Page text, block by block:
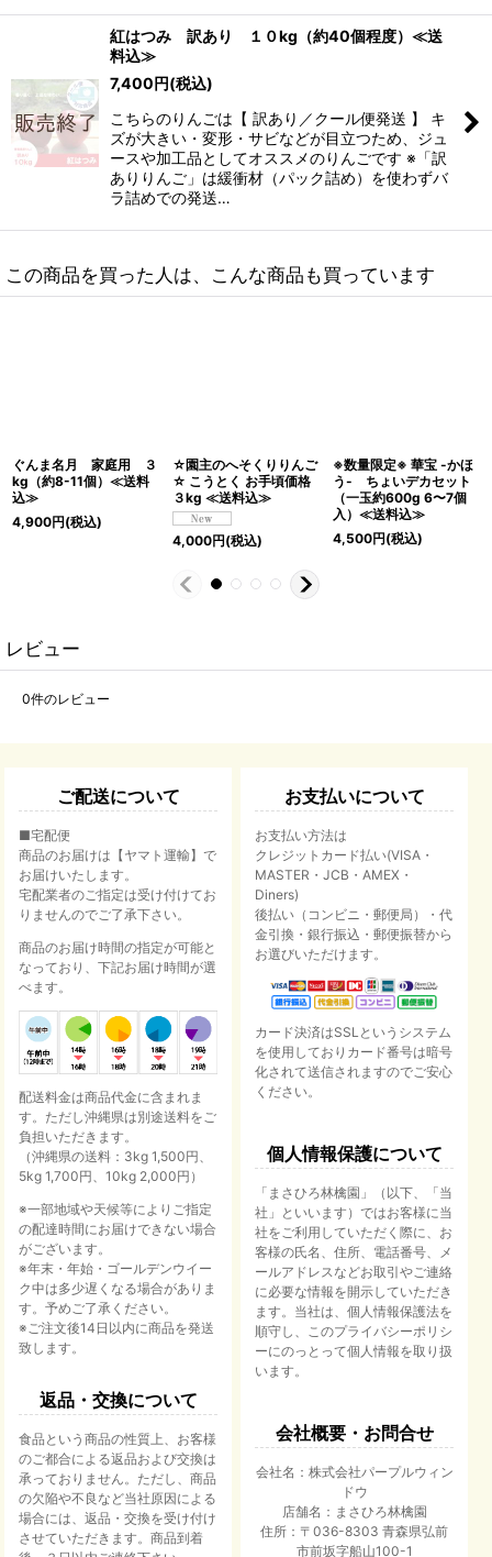
紅はつみ 訳あり １０kg（約40個程度）≪送
料込≫
7,400円(税込)
こちらのりんごは【 訳あり／クール便発送 】 キ
ズが大きい・変形・サビなどが目立つため、ジュ
ースや加工品としてオススメのりんごです ※「訳
ありりんご」は緩衝材（パック詰め）を使わずバ
ラ詰めでの発送…
この商品を買った人は、こんな商品も買っています
ぐんま名月 家庭用 ３
kg（約8-11個）≪送料
込≫
4,900円(税込)
☆園主のへそくりりんご
☆ こうとく お手頃価格
３kg ≪送料込≫
4,000円(税込)
※数量限定※ 華宝 -かほ
う- ちょいデカセット
（一玉約600g 6〜7個
入）≪送料込≫
4,500円(税込)
レビュー
0件のレビュー
ご配送について
■宅配便
商品のお届けは【ヤマト運輸】で
お届けいたします。
宅配業者のご指定は受け付けてお
りませんのでご了承下さい。
商品のお届け時間の指定が可能と
なっており、下記お届け時間が選
べます。
配送料金は商品代金に含まれま
す。ただし沖縄県は別途送料をご
負担いただきます。
（沖縄県の送料：3kg 1,500円、
5kg 1,700円、10kg 2,000円）
※一部地域や天候等によりご指定
の配達時間にお届けできない場合
がございます。
※年末・年始・ゴールデンウイー
ク中は多少遅くなる場合がありま
す。予めご了承ください。
※ご注文後14日以内に商品を発送
致します。
返品・交換について
食品という商品の性質上、お客様
のご都合による返品および交換は
承っておりません。ただし、商品
の欠陥や不良など当社原因による
場合には、返品・交換を受け付け
させていただきます。商品到着
お支払いについて
お支払い方法は
クレジットカード払い(VISA・
MASTER・JCB・AMEX・
Diners)
後払い（コンビニ・郵便局）・代
金引換・銀行振込・郵便振替から
お選びいただけます。
カード決済はSSLというシステム
を使用しておりカード番号は暗号
化されて送信されますのでご安心
ください。
個人情報保護について
「まさひろ林檎園」（以下、「当
社」といいます）ではお客様に当
社をご利用していただく際に、お
客様の氏名、住所、電話番号、メ
ールアドレスなどお取引やご連絡
に必要な情報を開示していただき
ます。当社は、個人情報保護法を
順守し、このプライバシーポリシ
ーにのっとって個人情報を取り扱
います。
会社概要・お問合せ
会社名：株式会社パープルウィン
ドウ
店舗名：まさひろ林檎園
住所：〒036-8303 青森県弘前
市前坂字船山100-1